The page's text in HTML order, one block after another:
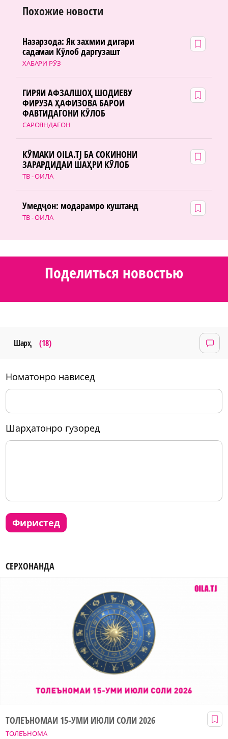
Похожие новости
ХАБАРИ РӮЗ
Назарзода: Як захмии дигари
садамаи Кӯлоб даргузашт
САРОЯНДАГОН
ГИРЯИ АФЗАЛШОҲ ШОДИЕВУ
ФИРУЗА ҲАФИЗОВА БАРОИ
ФАВТИДАГОНИ КӮЛОБ
ТВ - ОИЛА
КӮМАКИ OILA.TJ БА СОКИНОНИ
ЗАРАРДИДАИ ШАҲРИ КӮЛОБ
ТВ - ОИЛА
Умедҷон: модарамро куштанд
Поделиться новостью
Шарҳ (18)
номатонро нависед
шарҳатонро гузоред
фиристед
СЕРХОНАНДА
ТОЛЕЪНОМА
ТОЛЕЪНОМАИ 15-УМИ ИЮЛИ СОЛИ 2026